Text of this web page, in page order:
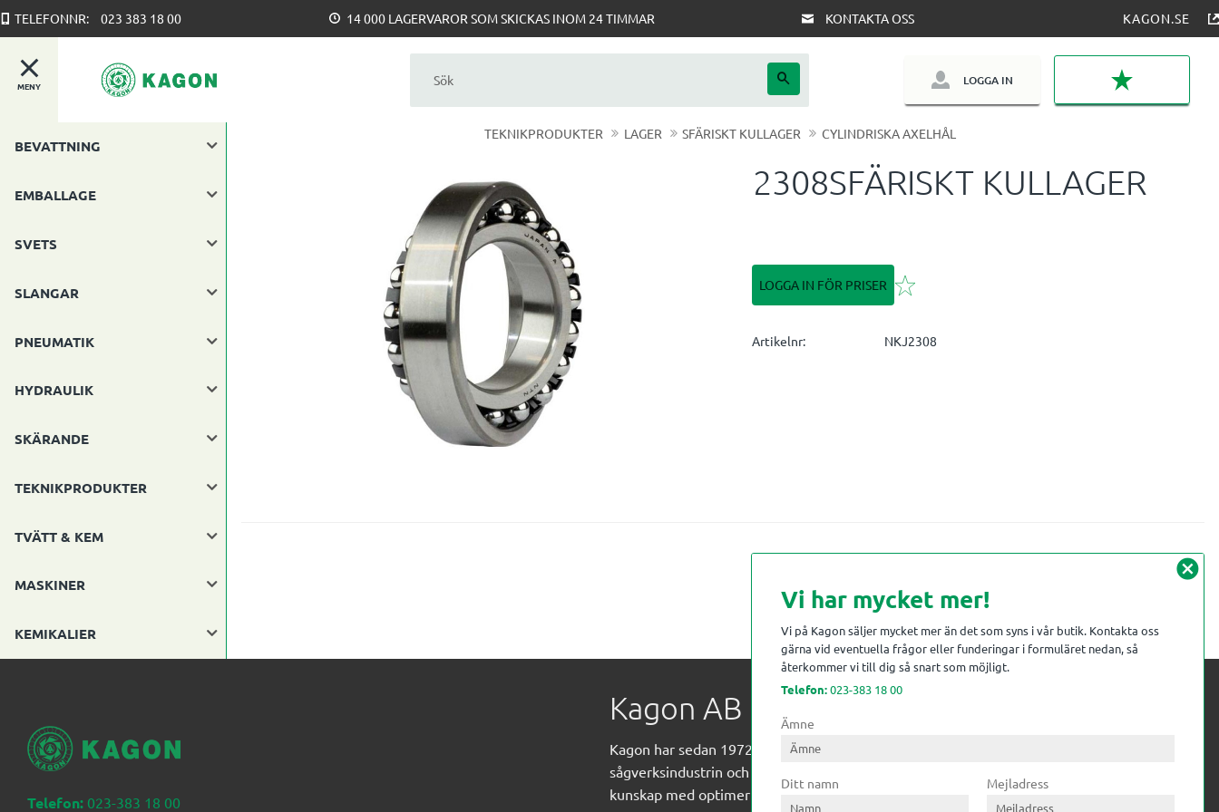
TELEFONNR: 023 383 18 00 14 000 LAGERVAROR SOM SKICKAS INOM 24 TIMMAR KONTAKTA OSS KAGON.SE
MENY LOGGA IN
TEKNIKPRODUKTER LAGER SFÄRISKT KULLAGER CYLINDRISKA AXELHÅL
2308SFÄRISKT KULLAGER
LOGGA IN FÖR PRISER Lägg till i favoriter
Artikelnr NKJ2308
BEVATTNING
EMBALLAGE
SVETS
SLANGAR
PNEUMATIK
HYDRAULIK
SKÄRANDE
TEKNIKPRODUKTER
TVÄTT & KEM
MASKINER
KEMIKALIER
Telefon: 023-383 18 00
Kagon AB
Kagon har sedan 1972 levererat kompetens till
sågverksindustrin och övrig industri. Till träindustrin tillför vi
kunskap med optimeringslösningar från timmerplanen hela
cancel
Vi har mycket mer!
Vi på Kagon säljer mycket mer än det som syns i vår butik. Kontakta oss
gärna vid eventuella frågor eller funderingar i formuläret nedan, så
återkommer vi till dig så snart som möjligt.
Telefon:023-383 18 00
Ämne
Ditt namn Mejladress